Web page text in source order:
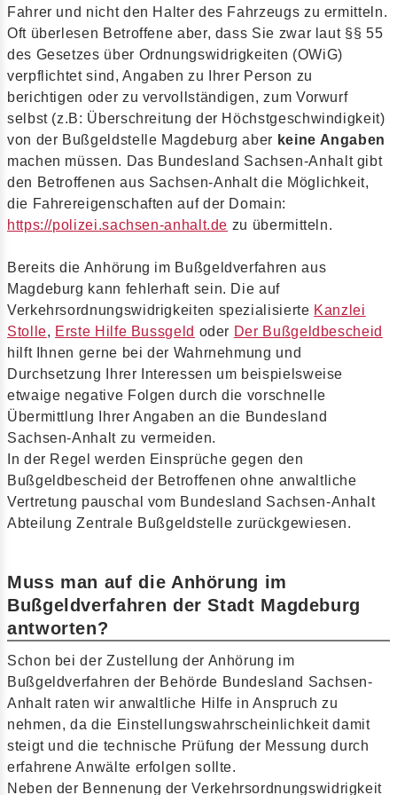
Fahrer und nicht den Halter des Fahrzeugs zu ermitteln.
Oft überlesen Betroffene aber, dass Sie zwar laut §§ 55
des Gesetzes über Ordnungswidrigkeiten (OWiG)
verpflichtet sind, Angaben zu Ihrer Person zu
berichtigen oder zu vervollständigen, zum Vorwurf
selbst (z.B: Überschreitung der Höchstgeschwindigkeit)
von der Bußgeldstelle Magdeburg aber keine Angaben
machen müssen. Das Bundesland Sachsen-Anhalt gibt
den Betroffenen aus Sachsen-Anhalt die Möglichkeit,
die Fahrereigenschaften auf der Domain:
https://polizei.sachsen-anhalt.de zu übermitteln.
Bereits die Anhörung im Bußgeldverfahren aus
Magdeburg kann fehlerhaft sein. Die auf
Verkehrsordnungswidrigkeiten spezialisierte Kanzlei
Stolle, Erste Hilfe Bussgeld oder Der Bußgeldbescheid
hilft Ihnen gerne bei der Wahrnehmung und
Durchsetzung Ihrer Interessen um beispielsweise
etwaige negative Folgen durch die vorschnelle
Übermittlung Ihrer Angaben an die Bundesland
Sachsen-Anhalt zu vermeiden.
In der Regel werden Einsprüche gegen den
Bußgeldbescheid der Betroffenen ohne anwaltliche
Vertretung pauschal vom Bundesland Sachsen-Anhalt
Abteilung Zentrale Bußgeldstelle zurückgewiesen.
Muss man auf die Anhörung im
Bußgeldverfahren der Stadt Magdeburg
antworten?
Schon bei der Zustellung der Anhörung im
Bußgeldverfahren der Behörde Bundesland Sachsen-
Anhalt raten wir anwaltliche Hilfe in Anspruch zu
nehmen, da die Einstellungswahrscheinlichkeit damit
steigt und die technische Prüfung der Messung durch
erfahrene Anwälte erfolgen sollte.
Neben der Bennenung der Verkehrsordnungswidrigkeit